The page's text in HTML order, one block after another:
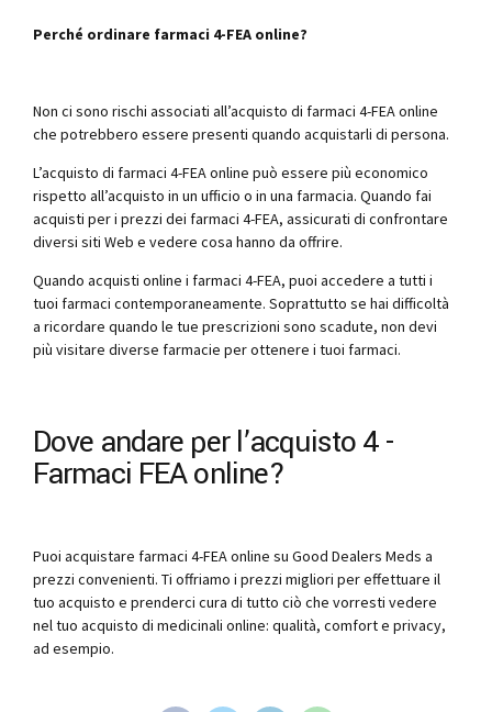
Perché ordinare farmaci 4-FEA online?
Non ci sono rischi associati all’acquisto di farmaci 4-FEA online
che potrebbero essere presenti quando acquistarli di persona.
L’acquisto di farmaci 4-FEA online può essere più economico
rispetto all’acquisto in un ufficio o in una farmacia. Quando fai
acquisti per i prezzi dei farmaci 4-FEA, assicurati di confrontare
diversi siti Web e vedere cosa hanno da offrire.
Quando acquisti online i farmaci 4-FEA, puoi accedere a tutti i
tuoi farmaci contemporaneamente. Soprattutto se hai difficoltà
a ricordare quando le tue prescrizioni sono scadute, non devi
più visitare diverse farmacie per ottenere i tuoi farmaci.
Dove andare per l’acquisto 4 -
Farmaci FEA online?
Puoi acquistare farmaci 4-FEA online su Good Dealers Meds a
prezzi convenienti. Ti offriamo i prezzi migliori per effettuare il
tuo acquisto e prenderci cura di tutto ciò che vorresti vedere
nel tuo acquisto di medicinali online: qualità, comfort e privacy,
ad esempio.